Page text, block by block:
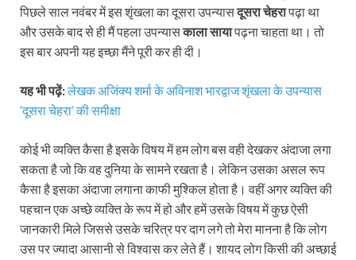
पिछले साल नवंबर में इस शृंखला का दूसरा उपन्यासदूसरा चेहरापढ़ा था
और उसके बाद से ही मैं पहला उपन्यासकाला सायापढ़ना चाहता था। तो
इस बार अपनी यह इच्छा मैंने पूरी कर ही दी।
यह भी पढ़ें:लेखक अजिंक्य शर्मा के अविनाश भारद्वाज शृंखला के उपन्यास
‘दूसरा चेहरा’ की समीक्षा
कोई भी व्यक्ति कैसा है इसके विषय में हम लोग बस वही देखकर अंदाजा लगा
सकता है जो कि वह दुनिया के सामने रखता है। लेकिन उसका असल रूप
कैसा है इसका अंदाजा लगाना काफी मुश्किल होता है। वहीं अगर व्यक्ति की
पहचान एक अच्छे व्यक्ति के रूप में हो और हमें उसके विषय में कुछ ऐसी
जानकारी मिले जिससे उसके चरित्र पर दाग लगे तो मेरा मानना है कि लोग
उस पर ज्यादा आसानी से विश्वास कर लेते हैं। शायद लोग किसी की अच्छाई